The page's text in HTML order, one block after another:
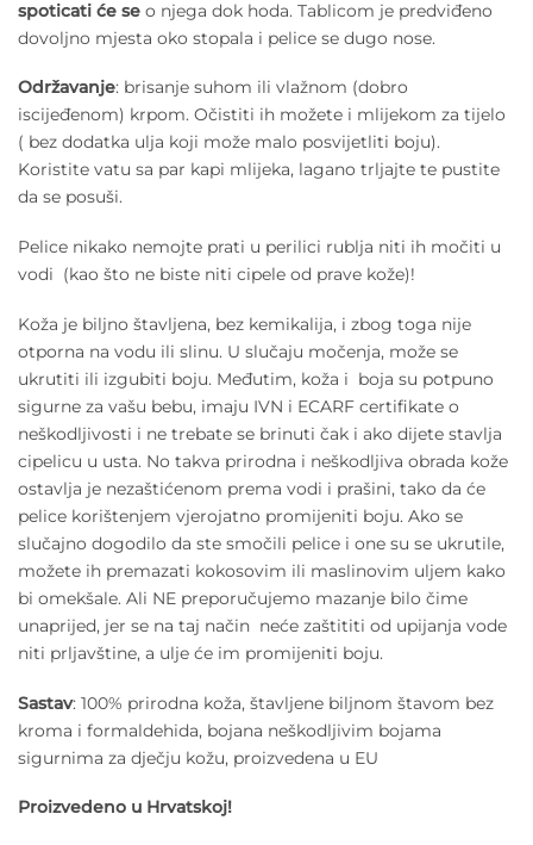
spoticati će se o njega dok hoda. Tablicom je predviđeno
dovoljno mjesta oko stopala i pelice se dugo nose.
Održavanje: brisanje suhom ili vlažnom (dobro
iscijeđenom) krpom. Očistiti ih možete i mlijekom za tijelo
( bez dodatka ulja koji može malo posvijetliti boju).
Koristite vatu sa par kapi mlijeka, lagano trljajte te pustite
da se posuši.
Pelice nikako nemojte prati u perilici rublja niti ih močiti u
vodi (kao što ne biste niti cipele od prave kože)!
Koža je biljno štavljena, bez kemikalija, i zbog toga nije
otporna na vodu ili slinu. U slučaju močenja, može se
ukrutiti ili izgubiti boju. Međutim, koža i boja su potpuno
sigurne za vašu bebu, imaju IVN i ECARF certifikate o
neškodljivosti i ne trebate se brinuti čak i ako dijete stavlja
cipelicu u usta. No takva prirodna i neškodljiva obrada kože
ostavlja je nezaštićenom prema vodi i prašini, tako da će
pelice korištenjem vjerojatno promijeniti boju. Ako se
slučajno dogodilo da ste smočili pelice i one su se ukrutile,
možete ih premazati kokosovim ili maslinovim uljem kako
bi omekšale. Ali NE preporučujemo mazanje bilo čime
unaprijed, jer se na taj način neće zaštititi od upijanja vode
niti prljavštine, a ulje će im promijeniti boju.
Sastav: 100% prirodna koža, štavljene biljnom štavom bez
kroma i formaldehida, bojana neškodljivim bojama
sigurnima za dječju kožu, proizvedena u EU
Proizvedeno u Hrvatskoj!